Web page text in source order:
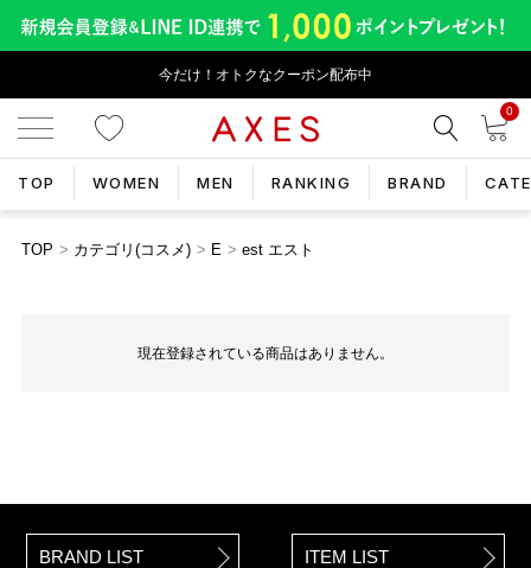
今だけ！オトクなクーポン配布中
0
TOP WOMEN MEN RANKING BRAND
TOP カテゴリ(コスメ) E est エスト
現在登録されている商品はありません。
BRAND LIST ITEM LIST